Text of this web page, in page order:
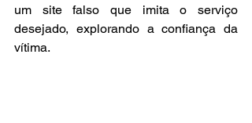
um site falso que imita o serviço
desejado, explorando a confiança da
vítima.